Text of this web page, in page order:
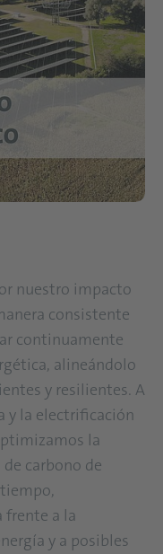
nuestro impacto
consistente
continuamente
alineándolo
y resilientes. A
y la electrificación
la
carbono de
frente a la
y a posibles